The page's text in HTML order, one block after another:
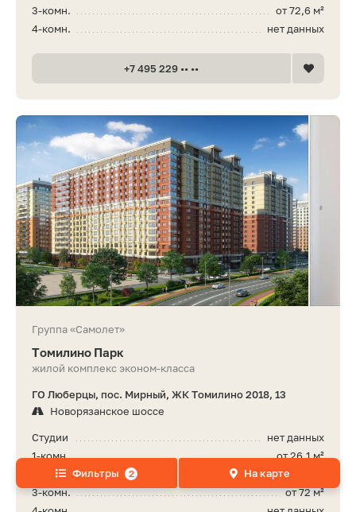
от 72,6 м²
3-комн.
нет данных
4-комн.
+7 495 229 •• ••
Группа «Самолет»
Томилино Парк
жилой комплекс эконом-класса
ГО Люберцы, пос. Мирный, ЖК Томилино 2018, 13
Новорязанское шоссе
нет данных
Студии
от 26,1 м²
1-комн.
от 43,8 м²
2-комн.
от 72 м²
3-комн.
Фильтры 2 На карте